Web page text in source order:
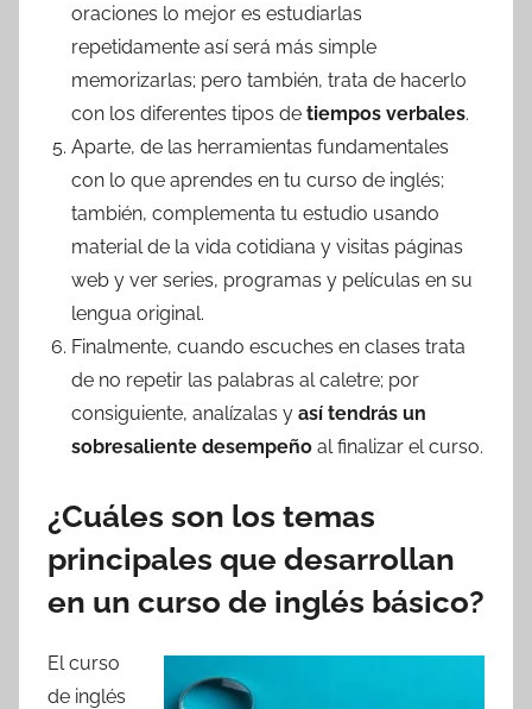
oraciones lo mejor es estudiarlas
repetidamente así será más simple
memorizarlas; pero también, trata de hacerlo
con los diferentes tipos de tiempos verbales.
Aparte, de las herramientas fundamentales
con lo que aprendes en tu curso de inglés;
también, complementa tu estudio usando
material de la vida cotidiana y visitas páginas
web y ver series, programas y películas en su
lengua original.
Finalmente, cuando escuches en clases trata
de no repetir las palabras al caletre; por
consiguiente, analízalas y así tendrás un
sobresaliente desempeño al finalizar el curso.
¿Cuáles son los temas
principales que desarrollan
en un curso de inglés básico?
El curso
de inglés